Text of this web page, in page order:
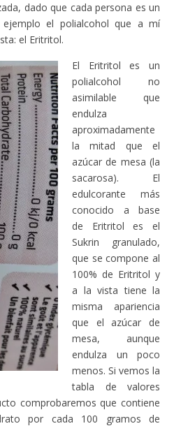
dado que cada persona es un
el polialcohol que a mí
el Eritritol.
El Eritritol es un
polialcohol no
asimilable que
endulza
aproximadamente
la mitad que el
azúcar de mesa (la
sacarosa). El
edulcorante más
conocido a base
de Eritritol es el
Sukrin granulado,
que se compone al
100% de Eritritol y
a la vista tiene la
misma apariencia
que el azúcar de
mesa, aunque
endulza un poco
menos. Si vemos la
tabla de valores
comprobaremos que contiene
por cada 100 gramos de